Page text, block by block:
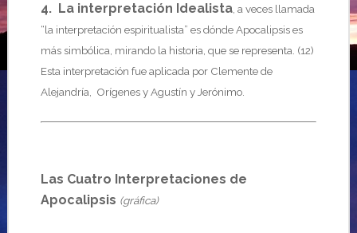
4. La interpretación Idealista, a veces llamada
“la interpretación espiritualista” es dónde Apocalipsis es
más simbólica, mirando la historia, que se representa. (12)
Esta interpretación fue aplicada por Clemente de
Alejandría, Orígenes y Agustín y Jerónimo.
Las Cuatro Interpretaciones de
Apocalipsis (gráfica)